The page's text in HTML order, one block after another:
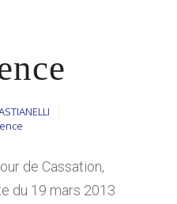
de Cassation,
du 19 mars 2013